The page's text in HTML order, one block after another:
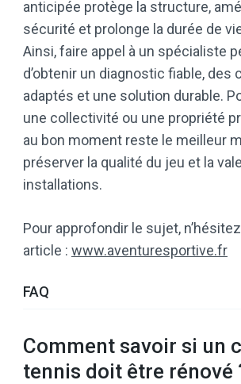
anticipée protège la structure,
sécurité et prolonge la durée de
Ainsi, faire appel à un spécialiste
d’obtenir un diagnostic fiable, des
adaptés et une solution durable.
une collectivité ou une propriété
au bon moment reste le meilleur
préserver la qualité du jeu et la
installations.
Pour approfondir le sujet,
article : www.aventuresportive.fr
FAQ
Comment savoir si un
tennis doit être rénové